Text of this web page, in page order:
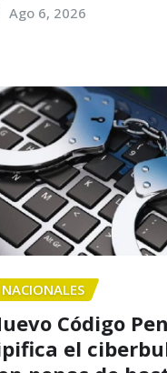
Ago 6, 2026
NACIONALES
Código
el